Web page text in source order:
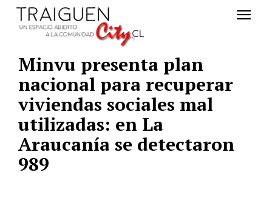
Minvu presenta plan
nacional para recuperar
viviendas sociales mal
utilizadas: en La
Araucanía se detectaron
989